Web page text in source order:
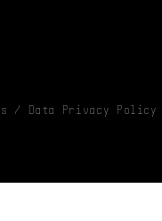
/ Data Privacy Policy